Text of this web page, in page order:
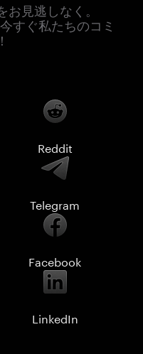
見逃しなく。
すぐ私たちのコミ
Reddit
Telegram
Facebook
LinkedIn